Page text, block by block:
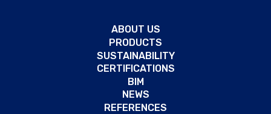
ABOUT US
PRODUCTS
SUSTAINABILITY
CERTIFICATIONS
BIM
NEWS
REFERENCES